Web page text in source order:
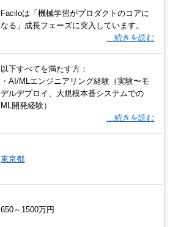
Faciloは「機械学習がプロダクトのコアに
なる」成長フェーズに突入しています。
…続きを読む
以下すべてを満たす方：
・AI/MLエンジニアリング経験（実験〜モ
デルデプロイ、大規模本番システムでの
ML開発経験）
…続きを読む
東京都
650～1500万円